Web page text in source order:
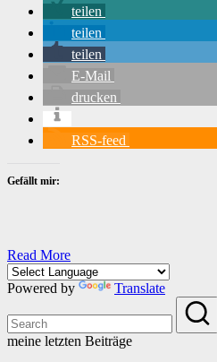
teilen
teilen
teilen
E-Mail
drucken
RSS-feed
Gefällt mir:
Read More
Powered by Translate
meine letzten Beiträge